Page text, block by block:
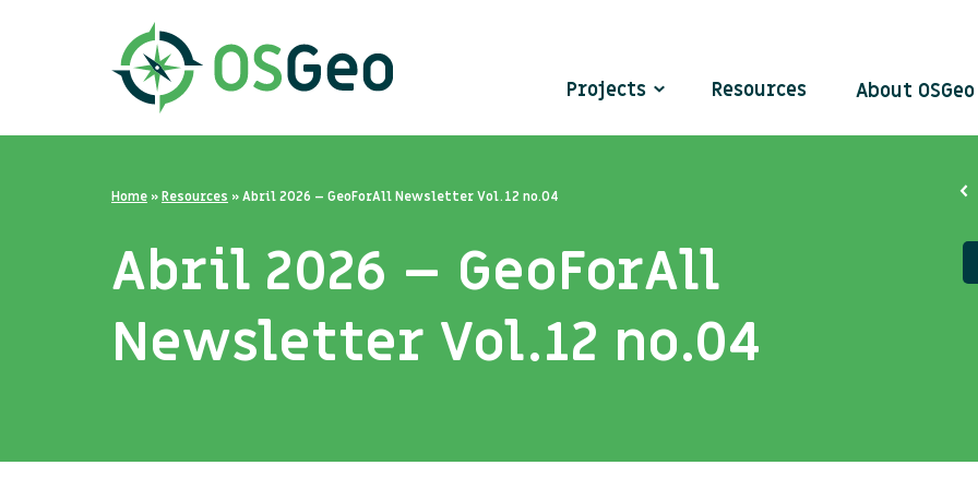
Projects Resources About OSGeo
Home »Resources »Abril 2026 – GeoForAll Newsletter Vol.12 no.04
Abril 2026 – GeoForAll
Newsletter Vol.12 no.04